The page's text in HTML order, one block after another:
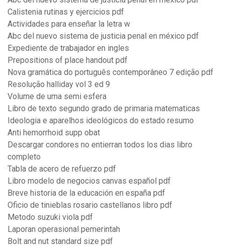
Calistenia rutinas y ejercicios pdf
Actividades para enseñar la letra w
Abc del nuevo sistema de justicia penal en méxico pdf
Expediente de trabajador en ingles
Prepositions of place handout pdf
Nova gramática do português contemporâneo 7 edição pdf
Resolução halliday vol 3 ed 9
Volume de uma semi esfera
Libro de texto segundo grado de primaria matematicas
Ideologia e aparelhos ideológicos do estado resumo
Anti hemorrhoid supp obat
Descargar condores no entierran todos los dias libro
completo
Tabla de acero de refuerzo pdf
Libro modelo de negocios canvas español pdf
Breve historia de la educación en españa pdf
Oficio de tinieblas rosario castellanos libro pdf
Metodo suzuki viola pdf
Laporan operasional pemerintah
Bolt and nut standard size pdf